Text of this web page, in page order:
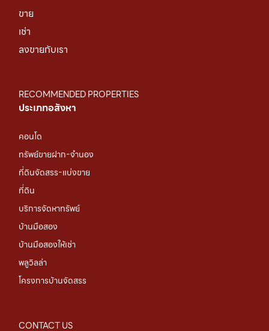
ขาย
เช่า
ลงขายกับเรา
RECOMMENDED PROPERTIES
ประเภทอสังหา
คอนโด
ทรัพย์ขายฝาก-จำนอง
ที่ดินจัดสรร-แบ่งขาย
ที่ดิน
บริการจัดหาทรัพย์
บ้านมือสอง
บ้านมือสองให้เช่า
พลูวิลล่า
โครงการบ้านจัดสรร
CONTACT US